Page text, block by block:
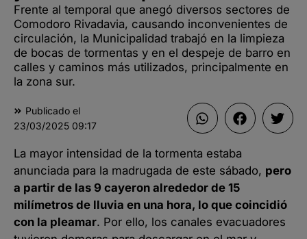
Frente al temporal que anegó diversos sectores de
Comodoro Rivadavia, causando inconvenientes de
circulación, la Municipalidad trabajó en la limpieza
de bocas de tormentas y en el despeje de barro en
calles y caminos más utilizados, principalmente en
la zona sur.
Publicado el
23/03/2025 09:17
La mayor intensidad de la tormenta estaba
anunciada para la madrugada de este sábado, pero
a partir de las 9 cayeron alrededor de 15
milímetros de lluvia en una hora, lo que coincidió
con la pleamar. Por ello, los canales evacuadores